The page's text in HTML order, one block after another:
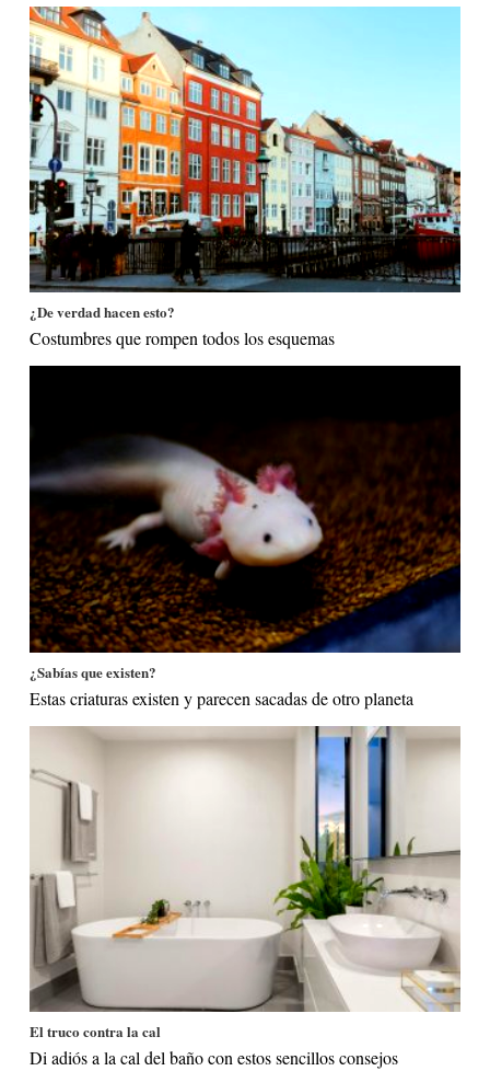
¿De verdad hacen esto?
Costumbres que rompen todos los esquemas
¿Sabías que existen?
Estas criaturas existen y parecen sacadas de otro planeta
El truco contra la cal
Di adiós a la cal del baño con estos sencillos consejos